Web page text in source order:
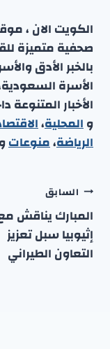
الكويت الان ،
صحفية متميزة
بالخبر الأدق
الأسرة
الأخبار المتنوعة
والمحلية،
الرياضة،منوعاتو
تصفّح
المقالات
السابق
المبارك يناقش
إثيوبيا سبل تعزيز
التعاون الطيراني